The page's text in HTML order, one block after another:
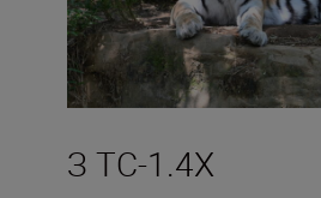
З TC-1.4X